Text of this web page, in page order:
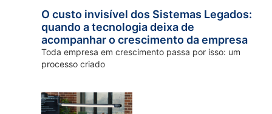
O custo invisível dos Sistemas Legados:
quando a tecnologia deixa de
acompanhar o crescimento da empresa
Toda empresa em crescimento passa por isso: um
processo criado